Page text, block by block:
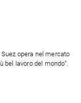
opera nel mercato
bel lavoro del mondo".